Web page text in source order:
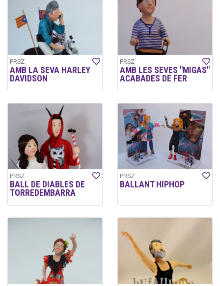
PRSZ
AMB LA SEVA HARLEY
DAVIDSON
PRSZ
AMB LES SEVES "MIGAS"
ACABADES DE FER
PRSZ
BALL DE DIABLES DE
TORREDEMBARRA
PRSZ
BALLANT HIPHOP